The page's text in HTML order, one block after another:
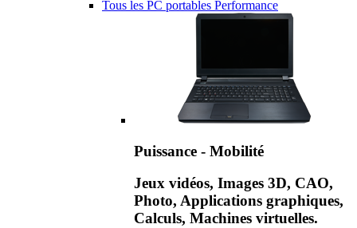
Tous les PC portables Performance
Puissance - Mobilité
Jeux vidéos, Images 3D, CAO,
Photo, Applications graphiques,
Calculs, Machines virtuelles.